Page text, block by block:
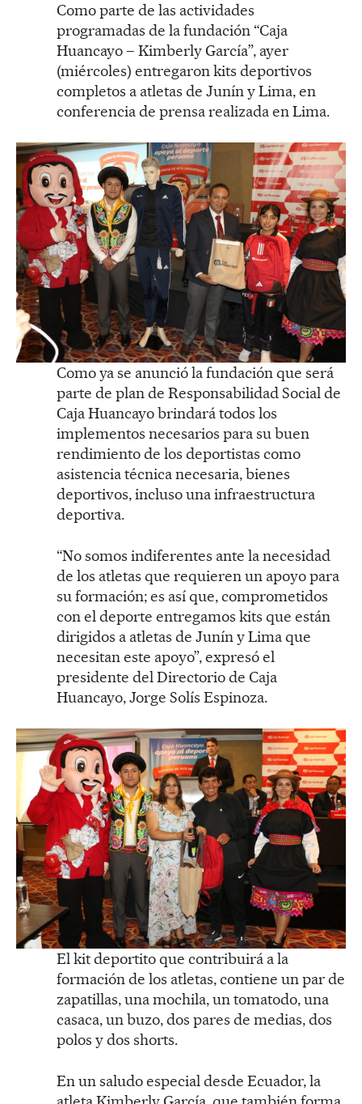
Como parte de las actividades
programadas de la fundación “Caja
Huancayo – Kimberly García”, ayer
(miércoles) entregaron kits deportivos
completos a atletas de Junín y Lima, en
conferencia de prensa realizada en Lima.
Como ya se anunció la fundación que será
parte de plan de Responsabilidad Social de
Caja Huancayo brindará todos los
implementos necesarios para su buen
rendimiento de los deportistas como
asistencia técnica necesaria, bienes
deportivos, incluso una infraestructura
deportiva.
“No somos indiferentes ante la necesidad
de los atletas que requieren un apoyo para
su formación; es así que, comprometidos
con el deporte entregamos kits que están
dirigidos a atletas de Junín y Lima que
necesitan este apoyo”, expresó el
presidente del Directorio de Caja
Huancayo, Jorge Solís Espinoza.
El kit deportito que contribuirá a la
formación de los atletas, contiene un par de
zapatillas, una mochila, un tomatodo, una
casaca, un buzo, dos pares de medias, dos
polos y dos shorts.
En un saludo especial desde Ecuador, la